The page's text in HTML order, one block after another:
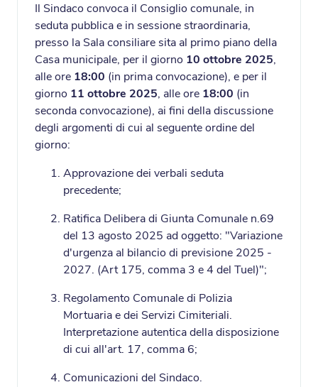
Il Sindaco convoca il Consiglio comunale, in
seduta pubblica e in sessione straordinaria,
presso la Sala consiliare sita al primo piano della
Casa municipale, per il giorno 10 ottobre 2025,
alle ore 18:00 (in prima convocazione), e per il
giorno 11 ottobre 2025, alle ore 18:00 (in
seconda convocazione), ai fini della discussione
degli argomenti di cui al seguente ordine del
giorno:
Approvazione dei verbali seduta
precedente;
Ratifica Delibera di Giunta Comunale n.69
del 13 agosto 2025 ad oggetto: "Variazione
d'urgenza al bilancio di previsione 2025 -
2027. (Art 175, comma 3 e 4 del Tuel)";
Regolamento Comunale di Polizia
Mortuaria e dei Servizi Cimiteriali.
Interpretazione autentica della disposizione
di cui all'art. 17, comma 6;
Comunicazioni del Sindaco.